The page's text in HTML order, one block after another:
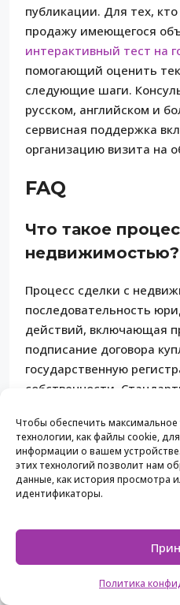
Чтобы обеспечить
технологии, как файлы cookie,
информации о вашем
этих технологий позволит нам
данные, как история просмотра
идентификаторы.
Политика
публикации. Для тех,
продажу имеющегося
интерактивный тест на
помогающий оценить
следующие шаги.
русском, английском и
сервисная поддержка
организацию визита на
FAQ
Что такое
недвижимостью?
Процесс сделки с
последовательность
действий, включающая
подписание договора
государственную
собственности.
нескольких месяцев в
объекта.
Сколько времени
Подготовка к сделке,
юридическую проверку
до 14 дней. Регистрация